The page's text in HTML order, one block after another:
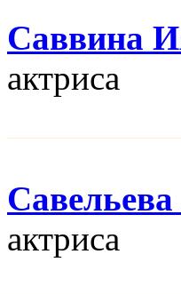
Саввина
актриса
актриса